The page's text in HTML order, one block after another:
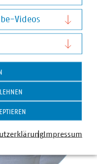
Videos
Impressum